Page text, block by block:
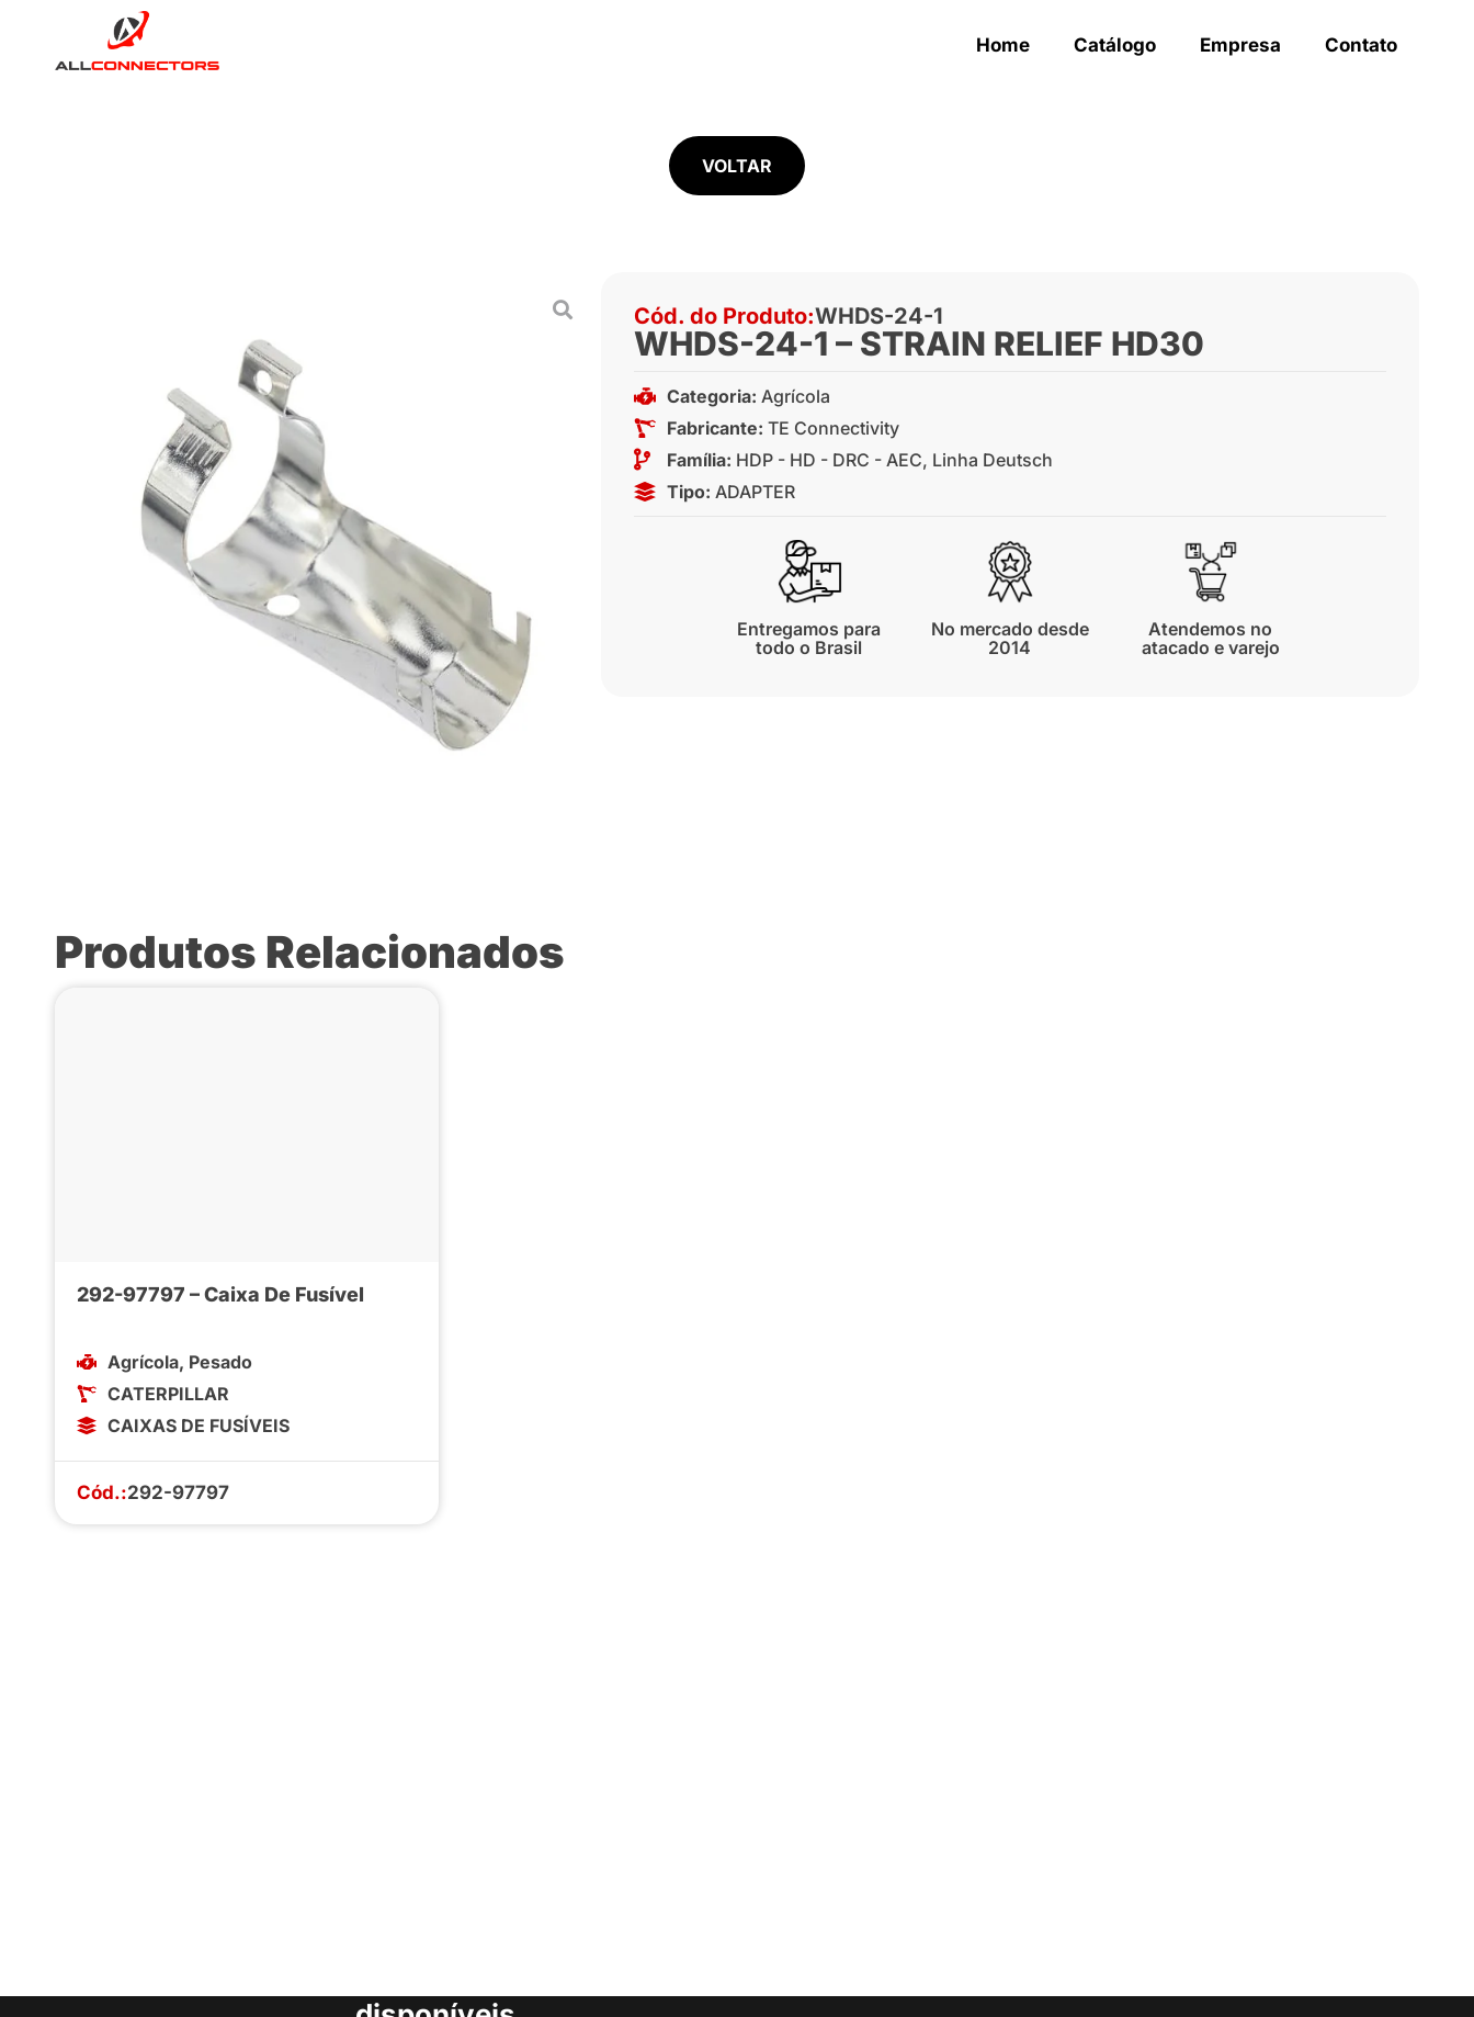
Home Catálogo Empresa Contato
VOLTAR
Cód. do Produto:WHDS-24-1
WHDS-24-1 – STRAIN RELIEF HD30
Categoria: Agrícola
Fabricante: TE Connectivity
Família: HDP - HD - DRC - AEC, Linha Deutsch
Tipo: ADAPTER
Entregamos para
todo o Brasil
No mercado desde
2014
Atendemos no
atacado e varejo
Produtos Relacionados
292-97797 – Caixa De Fusível
Agrícola, Pesado
CATERPILLAR
CAIXAS DE FUSÍVEIS
Cód.:292-97797